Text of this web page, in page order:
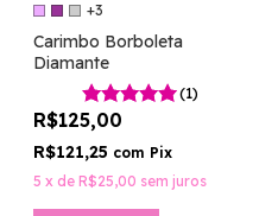
+3
Carimbo Borboleta
Diamante
(1)
R$125,00
R$121,25 com Pix
5 x de R$25,00 sem juros